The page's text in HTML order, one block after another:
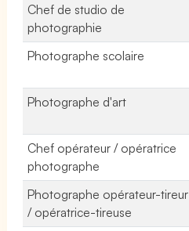
Chef de studio de
photographie
Photographe scolaire
Photographe d'art
Chef opérateur / opératrice
photographe
Photographe opérateur-tireur
/ opératrice-tireuse